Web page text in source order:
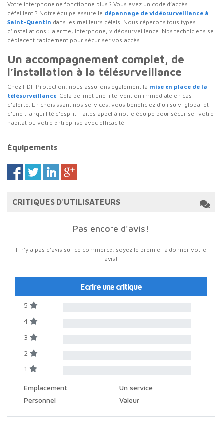
Votre interphone ne fonctionne plus ? Vous avez un code d’accès
défaillant ? Notre équipe assure le dépannage de vidéosurveillance à
Saint-Quentin dans les meilleurs délais. Nous réparons tous types
d’installations : alarme, interphone, vidéosurveillance. Nos techniciens se
déplacent rapidement pour sécuriser vos accès.
Un accompagnement complet, de
l’installation à la télésurveillance
Chez HDF Protection, nous assurons également la mise en place de la
télésurveillance. Cela permet une intervention immédiate en cas
d’alerte. En choisissant nos services, vous bénéficiez d’un suivi global et
d’une tranquillité d’esprit. Faites appel à notre équipe pour sécuriser votre
habitat ou votre entreprise avec efficacité.
Équipements
CRITIQUES D'UTILISATEURS
Pas encore d'avis!
Il n'y a pas d'avis sur ce commerce, soyez le premier à donner votre
avis!
Ecrire une critique
5
4
3
2
1
Emplacement
Un service
Personnel
Valeur